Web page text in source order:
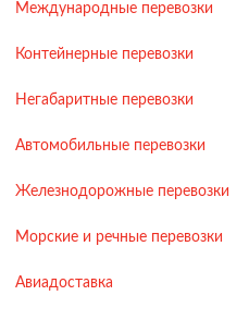
Международные перевозки
Контейнерные перевозки
Негабаритные перевозки
Автомобильные перевозки
Железнодорожные перевозки
Морские и речные перевозки
Авиадоставка